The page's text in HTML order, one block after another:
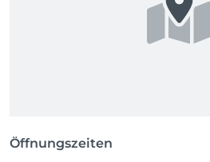
Öffnungszeiten